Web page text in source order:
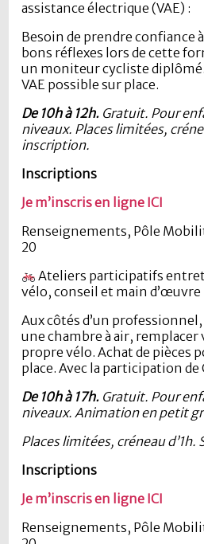
assistance électrique (VAE) :
Besoin de prendre confiance
bons réflexes lors de cette
un moniteur cycliste diplômé.
VAE possible sur place.
De 10h à 12h. Gratuit. Pour
niveaux. Places limitées,
inscription.
Inscriptions
Je m’inscris en ligne ICI
Renseignements, Pôle
20
Ateliers participatifs
vélo, conseil et main d’œuvre
Aux côtés d’un
une chambre à air,
propre vélo. Achat de pièces
place. Avec la participation de
De 10h à 17h. Gratuit. Pour
niveaux. Animation en petit
Places limitées, créneau d’1h.
Inscriptions
Je m’inscris en ligne ICI
Renseignements, Pôle